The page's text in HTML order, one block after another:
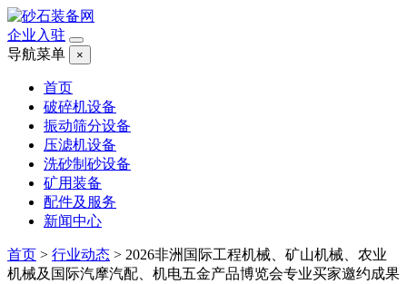
企业入驻
导航菜单
×
首页
破碎机设备
振动筛分设备
压滤机设备
洗砂制砂设备
矿用装备
配件及服务
新闻中心
首页 > 行业动态 > 2026非洲国际工程机械、矿山机械、农业
机械及国际汽摩汽配、机电五金产品博览会专业买家邀约成果